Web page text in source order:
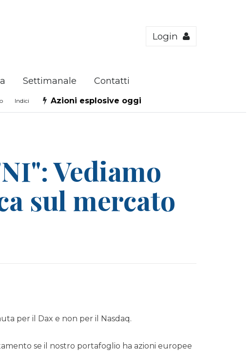
Login
Settimanale Contatti
Indici Azioni esplosive oggi
Vediamo
sul mercato
per il Dax e non per il Nasdaq.
se il nostro portafoglio ha azioni europee